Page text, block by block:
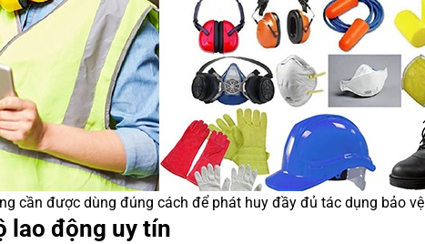
cần được dùng đúng cách để phát huy đầy đủ tác dụng bảo vệ
lao động uy tín